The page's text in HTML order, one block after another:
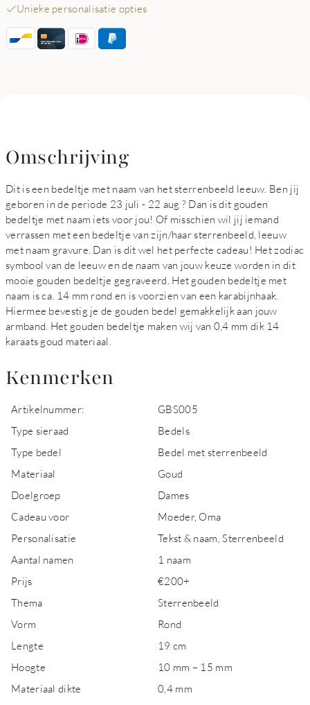
Unieke personalisatie opties
Omschrijving
Dit is een bedeltje met naam van het sterrenbeeld leeuw. Ben jij
geboren in de periode 23 juli - 22 aug ? Dan is dit gouden
bedeltje met naam iets voor jou! Of misschien wil jij iemand
verrassen met een bedeltje van zijn/haar sterrenbeeld, leeuw
met naam gravure. Dan is dit wel het perfecte cadeau! Het zodiac
symbool van de leeuw en de naam van jouw keuze worden in dit
mooie gouden bedeltje gegraveerd. Het gouden bedeltje met
naam is ca. 14 mm rond en is voorzien van een karabijnhaak.
Hiermee bevestig je de gouden bedel gemakkelijk aan jouw
armband. Het gouden bedeltje maken wij van 0,4 mm dik 14
karaats goud materiaal.
Kenmerken
Artikelnummer:
GBS005
Type sieraad
Bedels
Type bedel
Bedel met sterrenbeeld
Materiaal
Goud
Doelgroep
Dames
Cadeau voor
Moeder, Oma
Personalisatie
Tekst & naam, Sterrenbeeld
Aantal namen
1 naam
Prijs
€200+
Thema
Sterrenbeeld
Vorm
Rond
Lengte
19 cm
Hoogte
10 mm – 15 mm
Materiaal dikte
0,4 mm